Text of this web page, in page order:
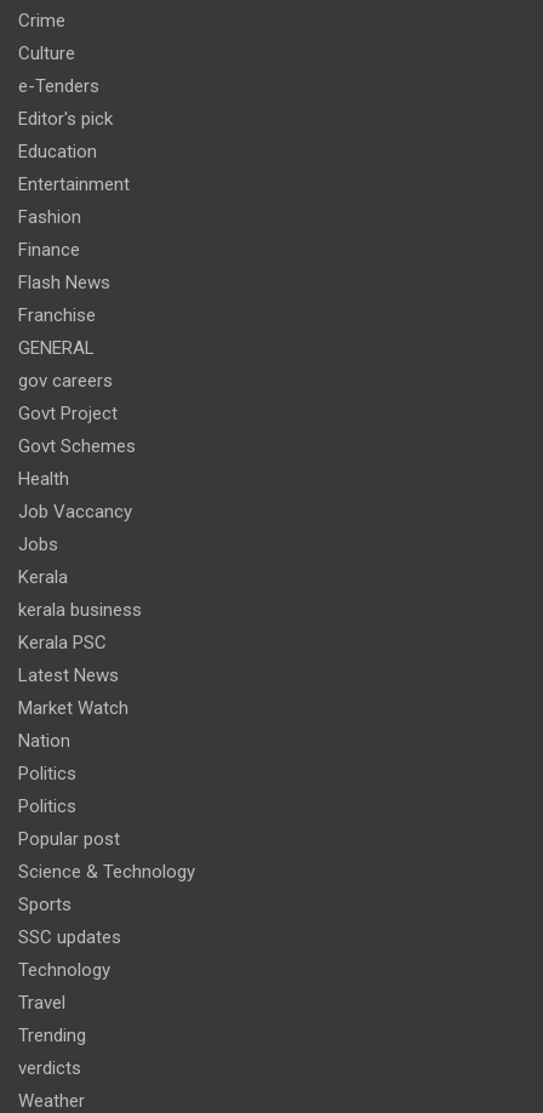
Crime
Culture
e-Tenders
Editor's pick
Education
Entertainment
Fashion
Finance
Flash News
Franchise
GENERAL
gov careers
Govt Project
Govt Schemes
Health
Job Vaccancy
Jobs
Kerala
kerala business
Kerala PSC
Latest News
Market Watch
Nation
Politics
Politics
Popular post
Science & Technology
Sports
SSC updates
Technology
Travel
Trending
verdicts
Weather